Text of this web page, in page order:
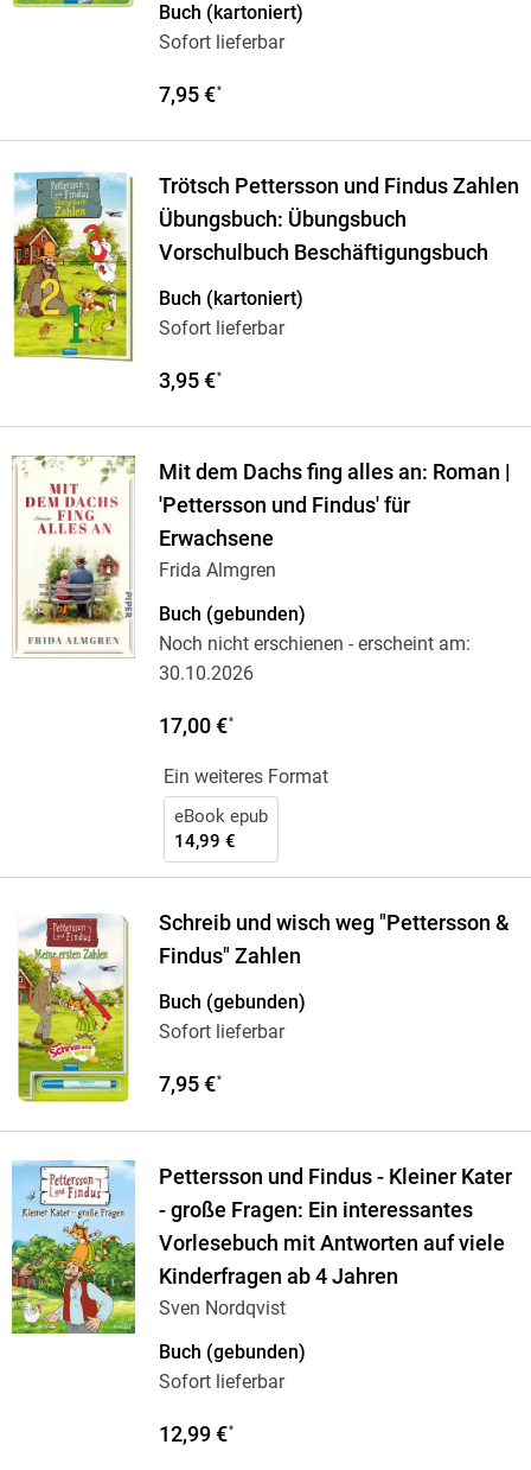
Buch (kartoniert)
Sofort lieferbar
7,95 €*
Trötsch Pettersson und Findus Zahlen
Übungsbuch: Übungsbuch
Vorschulbuch Beschäftigungsbuch
Buch (kartoniert)
Sofort lieferbar
3,95 €*
Mit dem Dachs fing alles an: Roman |
'Pettersson und Findus' für
Erwachsene
Frida Almgren
Buch (gebunden)
Noch nicht erschienen - erscheint am:
30.10.2026
17,00 €*
Ein weiteres Format
eBook epub
14,99 €
Schreib und wisch weg "Pettersson &
Findus" Zahlen
Buch (gebunden)
Sofort lieferbar
7,95 €*
Pettersson und Findus - Kleiner Kater
- große Fragen: Ein interessantes
Vorlesebuch mit Antworten auf viele
Kinderfragen ab 4 Jahren
Sven Nordqvist
Buch (gebunden)
Sofort lieferbar
12,99 €*